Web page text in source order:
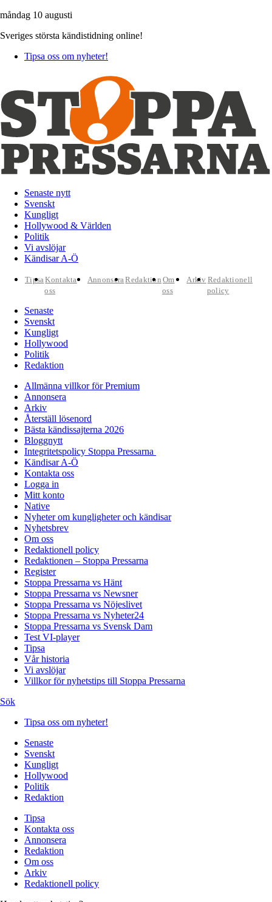
måndag 10 augusti
Sveriges största kändistidning online!
Tipsa oss om nyheter!
Senaste nytt
Svenskt
Kungligt
Hollywood & Världen
Politik
Vi avslöjar
Kändisar A-Ö
TipsaKontakta
oss
AnnonseraRedaktion Om
oss
Arkiv Redaktionell
policy
Senaste
Svenskt
Kungligt
Hollywood
Politik
Redaktion
Allmänna villkor för Premium
Annonsera
Arkiv
Återställ lösenord
Bästa kändissajterna 2026
Bloggnytt
Integritetspolicy Stoppa Pressarna
Kändisar A-Ö
Kontakta oss
Logga in
Mitt konto
Native
Nyheter om kungligheter och kändisar
Nyhetsbrev
Om oss
Redaktionell policy
Redaktionen – Stoppa Pressarna
Register
Stoppa Pressarna vs Hänt
Stoppa Pressarna vs Newsner
Stoppa Pressarna vs Nöjeslivet
Stoppa Pressarna vs Nyheter24
Stoppa Pressarna vs Svensk Dam
Test VI-player
Tipsa
Vår historia
Vi avslöjar
Villkor för nyhetstips till Stoppa Pressarna
Sök
Tipsa oss om nyheter!
Senaste
Svenskt
Kungligt
Hollywood
Politik
Redaktion
Tipsa
Kontakta oss
Annonsera
Redaktion
Om oss
Arkiv
Redaktionell policy